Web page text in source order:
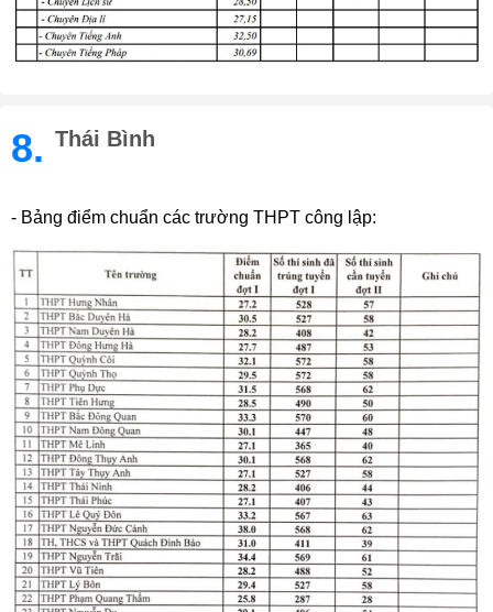
8. Thái Bình
- Bảng điểm chuẩn các trường THPT công lập: